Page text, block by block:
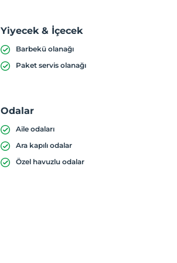
Yiyecek & İçecek
Barbekü olanağı
Paket servis olanağı
Odalar
Aile odaları
Ara kapılı odalar
Özel havuzlu odalar